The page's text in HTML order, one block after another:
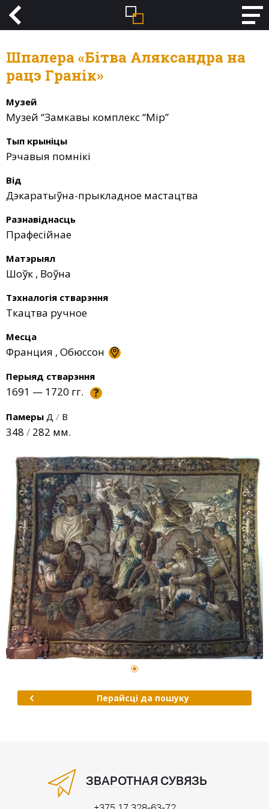
Шпалера «Бітва Аляксандра на
рацэ Гранік»
Музей
Музей “Замкавы комплекс “Мір”
Тып крыніцы
Рэчавыя помнікі
Від
Дэкаратыўна-прыкладное мастацтва
Разнавіднасць
Прафесійнае
Матэрыял
Шоўк , Воўна
Тэхналогія стварэння
Ткацтва ручное
Месца
Франция , Обюссон
Перыяд стварэння
1691 — 1720 гг. ?
Памеры Д / В
348 / 282 мм.
Перайсці да пошуку
ЗВАРОТНАЯ СУВЯЗЬ